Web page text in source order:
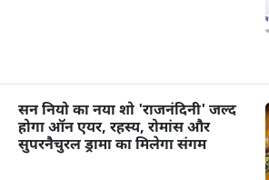
सन नियो का नया शो 'राजनंदिनी' जल्द
होगा ऑन एयर, रहस्य, रोमांस और
सुपरनैचुरल ड्रामा का मिलेगा संगम